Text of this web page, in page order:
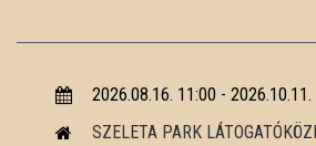
2026.08.16. 11:00 - 2026.10.11.
SZELETA PARK